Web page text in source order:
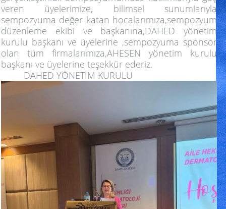
veren üyelerimize, bilimsel sunumlarıyla
sempozyuma değer katan hocalarımıza,sempozyum
düzenleme ekibi ve başkanına,DAHED yönetim
kurulu başkanı ve üyelerine ,sempozyuma sponsor
olan tüm firmalarımıza,AHESEN yönetim kurulu
başkanı ve üyelerine teşekkür ederiz.
DAHED YÖNETİM KURULU